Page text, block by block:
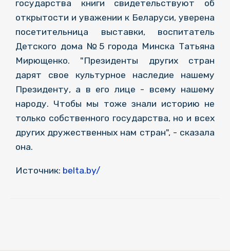
государства книги свидетельствуют об
открытости и уважении к Беларуси, уверена
посетительница выставки, воспитатель
Детского дома №5 города Минска Татьяна
Мирющенко. "Президенты других стран
дарят свое культурное наследие нашему
Президенту, а в его лице - всему нашему
народу. Чтобы мы тоже знали историю не
только собственного государства, но и всех
других дружественных нам стран", - сказала
она.
Источник: belta.by/